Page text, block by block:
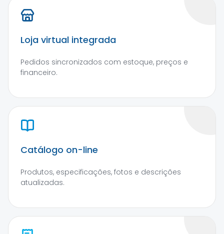
Loja virtual integrada
Pedidos sincronizados com estoque, preços e
financeiro.
Catálogo on-line
Produtos, especificações, fotos e descrições
atualizadas.